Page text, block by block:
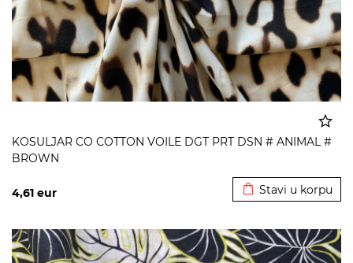
KOSULJAR CO COTTON VOILE DGT PRT DSN # ANIMAL #
BROWN
4,61 eur Stavi u korpu